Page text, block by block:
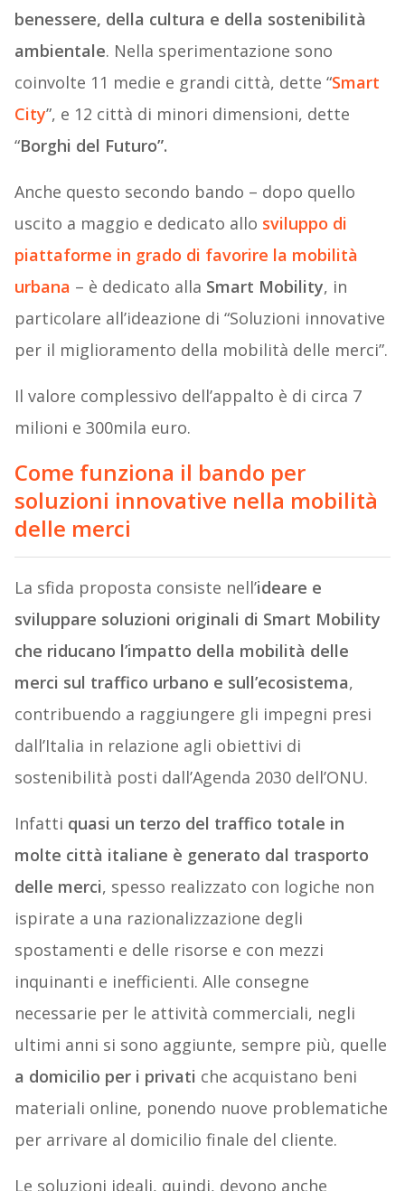
benessere, della cultura e della sostenibilità
ambientale. Nella sperimentazione sono
coinvolte 11 medie e grandi città, dette “Smart
City”, e 12 città di minori dimensioni, dette
“Borghi del Futuro”.
Anche questo secondo bando – dopo quello
uscito a maggio e dedicato allo sviluppo di
piattaforme in grado di favorire la mobilità
urbana – è dedicato alla Smart Mobility, in
particolare all’ideazione di “Soluzioni innovative
per il miglioramento della mobilità delle merci”.
Il valore complessivo dell’appalto è di circa 7
milioni e 300mila euro.
Come funziona il bando per
soluzioni innovative nella mobilità
delle merci
La sfida proposta consiste nell’ideare e
sviluppare soluzioni originali di Smart Mobility
che riducano l’impatto della mobilità delle
merci sul traffico urbano e sull’ecosistema,
contribuendo a raggiungere gli impegni presi
dall’Italia in relazione agli obiettivi di
sostenibilità posti dall’Agenda 2030 dell’ONU.
Infatti quasi un terzo del traffico totale in
molte città italiane è generato dal trasporto
delle merci, spesso realizzato con logiche non
ispirate a una razionalizzazione degli
spostamenti e delle risorse e con mezzi
inquinanti e inefficienti. Alle consegne
necessarie per le attività commerciali, negli
ultimi anni si sono aggiunte, sempre più, quelle
a domicilio per i privati che acquistano beni
materiali online, ponendo nuove problematiche
per arrivare al domicilio finale del cliente.
Le soluzioni ideali, quindi, devono anche